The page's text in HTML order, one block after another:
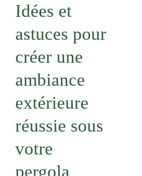
Idées et
astuces pour
créer une
ambiance
extérieure
réussie sous
votre
pergola